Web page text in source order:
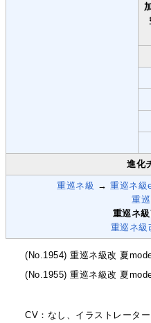
進化
重巡ネ級 →重巡ネ級
重
重巡ネ
重巡ネ
(No.1954) 重巡ネ級改 夏
(No.1955) 重巡ネ級改 夏
CV：なし、イラストレータ